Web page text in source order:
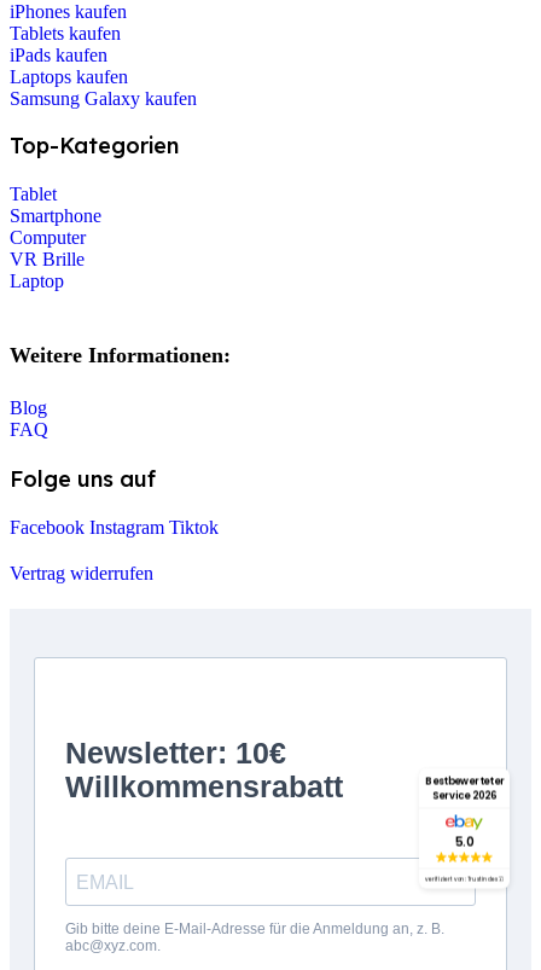
iPhones kaufen
Tablets kaufen
iPads kaufen
Laptops kaufen
Samsung Galaxy kaufen
Top-Kategorien
Tablet
Smartphone
Computer
VR Brille
Laptop
Weitere Informationen:
Blog
FAQ
Folge uns auf
Facebook Instagram Tiktok
Vertrag widerrufen
Bestbewerteter
Service 2026
5.0
verifiziert von: Trustindex